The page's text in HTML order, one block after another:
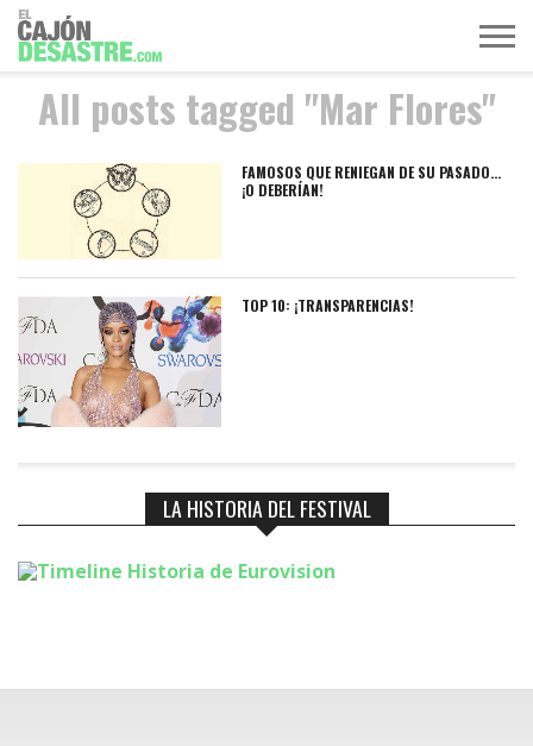
MÚSICA
TELEVISIÓN
POLÍTICA
ACTUALIDAD
EUROVISIÓN
All posts tagged "Mar Flores"
FAMOSOS QUE RENIEGAN DE SU PASADO…
¡O DEBERÍAN!
TOP 10: ¡TRANSPARENCIAS!
LA HISTORIA DEL FESTIVAL